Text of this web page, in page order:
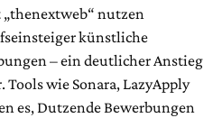
nutzen
künstliche
– ein deutlicher Anstieg
Tools wie Sonara, LazyApply
es, Dutzende Bewerbungen